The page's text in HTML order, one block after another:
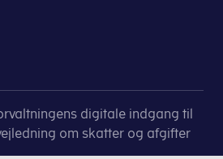
digitale indgang til
om skatter og afgifter